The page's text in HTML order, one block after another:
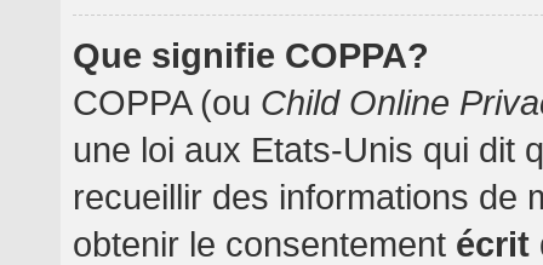
Que signifie COPPA?
COPPA (ou Child Online
une loi aux Etats-Unis qui dit
recueillir des informations de
obtenir le consentement écrit